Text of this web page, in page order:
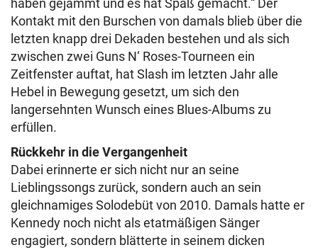
haben gejammt und es hat Spaß gemacht.“ Der
Kontakt mit den Burschen von damals blieb über die
letzten knapp drei Dekaden bestehen und als sich
zwischen zwei Guns N‘ Roses-Tourneen ein
Zeitfenster auftat, hat Slash im letzten Jahr alle
Hebel in Bewegung gesetzt, um sich den
langersehnten Wunsch eines Blues-Albums zu
erfüllen.
Rückkehr in die Vergangenheit
Dabei erinnerte er sich nicht nur an seine
Lieblingssongs zurück, sondern auch an sein
gleichnamiges Solodebüt von 2010. Damals hatte er
Kennedy noch nicht als etatmäßigen Sänger
engagiert, sondern blätterte in seinem dicken